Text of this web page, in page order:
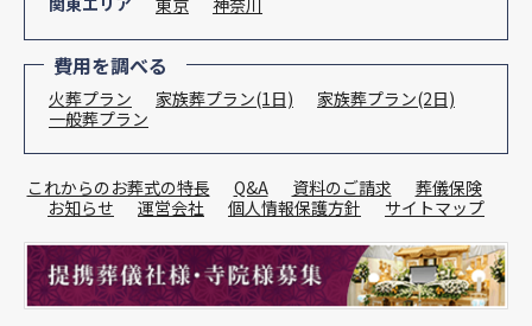
費用を調べる
火葬プラン 家族葬プラン(1日)
家族葬プラン(2日)
一般葬プラン
これからのお葬式の特長 Q&A 資料のご請求
葬儀保険
お知らせ
運営会社 個人情報保護方針 サイトマップ